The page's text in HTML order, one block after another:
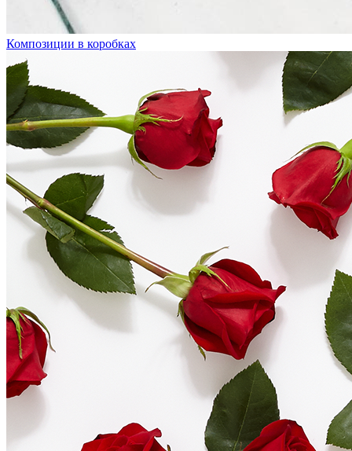
Композиции в коробках